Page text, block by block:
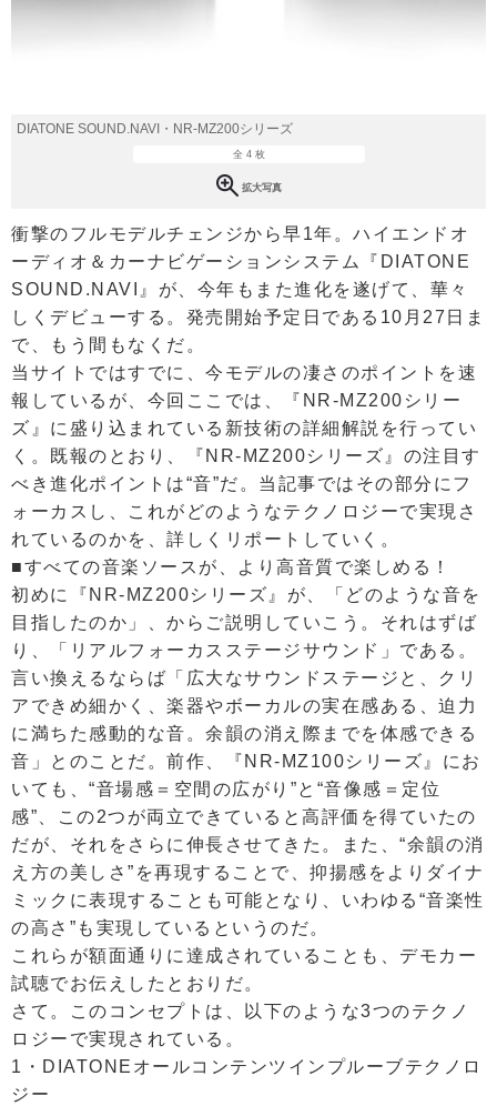
DIATONE SOUND.NAVI・NR-MZ200シリーズ
全 4 枚
拡大写真
衝撃のフルモデルチェンジから早1年。ハイエンドオ
ーディオ＆カーナビゲーションシステム『DIATONE
SOUND.NAVI』が、今年もまた進化を遂げて、華々
しくデビューする。発売開始予定日である10月27日ま
で、もう間もなくだ。
当サイトではすでに、今モデルの凄さのポイントを速
報しているが、今回ここでは、『NR-MZ200シリー
ズ』に盛り込まれている新技術の詳細解説を行ってい
く。既報のとおり、『NR-MZ200シリーズ』の注目す
べき進化ポイントは“音”だ。当記事ではその部分にフ
ォーカスし、これがどのようなテクノロジーで実現さ
れているのかを、詳しくリポートしていく。
■すべての音楽ソースが、より高音質で楽しめる！
初めに『NR-MZ200シリーズ』が、「どのような音を
目指したのか」、からご説明していこう。それはずば
り、「リアルフォーカスステージサウンド」である。
言い換えるならば「広大なサウンドステージと、クリ
アできめ細かく、楽器やボーカルの実在感ある、迫力
に満ちた感動的な音。余韻の消え際までを体感できる
音」とのことだ。前作、『NR-MZ100シリーズ』にお
いても、“音場感＝空間の広がり”と“音像感＝定位
感”、この2つが両立できていると高評価を得ていたの
だが、それをさらに伸長させてきた。また、“余韻の消
え方の美しさ”を再現することで、抑揚感をよりダイナ
ミックに表現することも可能となり、いわゆる“音楽性
の高さ”も実現しているというのだ。
これらが額面通りに達成されていることも、デモカー
試聴でお伝えしたとおりだ。
さて。このコンセプトは、以下のような3つのテクノ
ロジーで実現されている。
1・DIATONEオールコンテンツインプルーブテクノロ
ジー